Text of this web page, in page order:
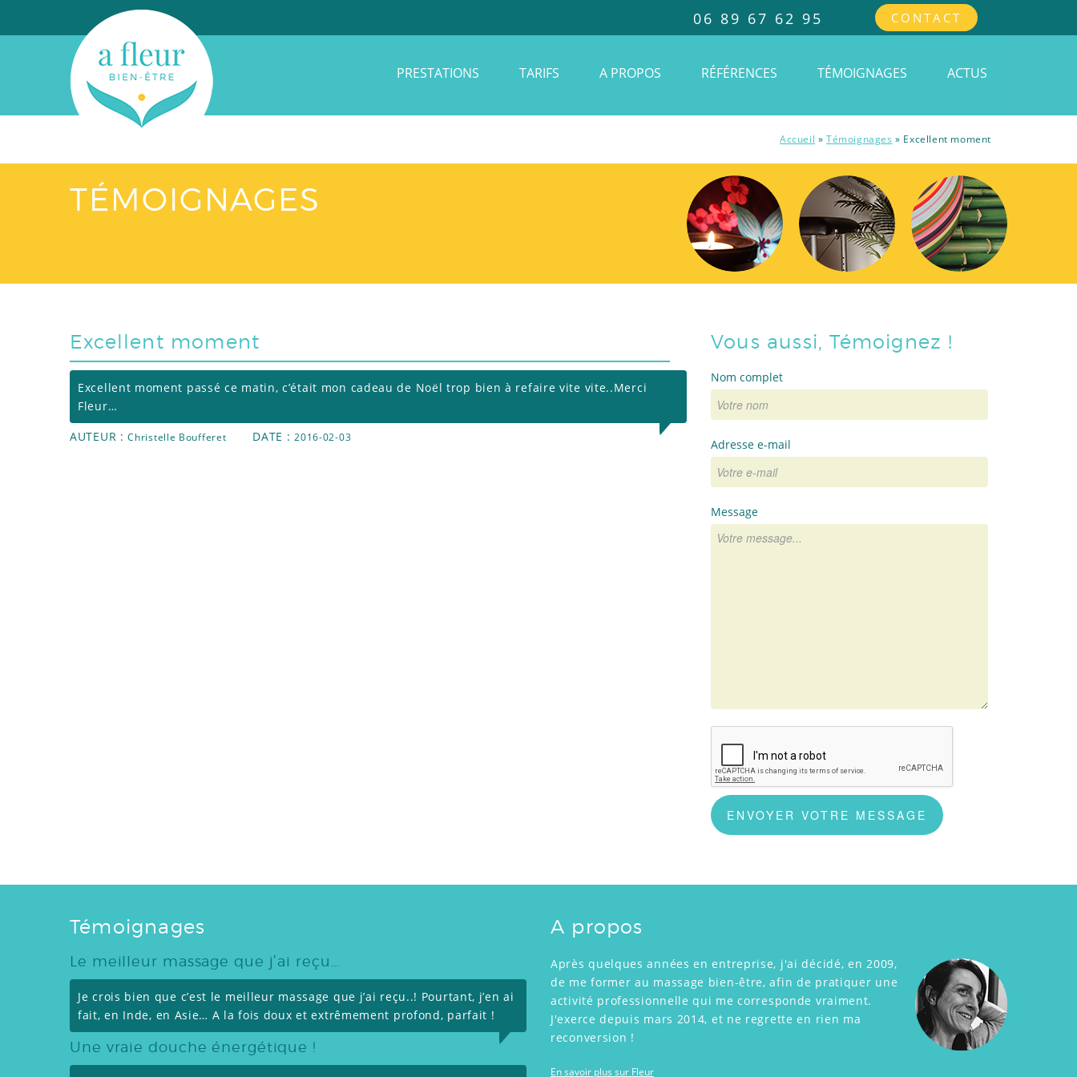
CONTACT
06 89 67 62 95
PRESTATIONS TARIFS A PROPOS RÉFÉRENCES TÉMOIGNAGES ACTUS
Accueil » Témoignages » Excellent moment
TÉMOIGNAGES
Excellent moment
Excellent moment passé ce matin, c’était mon cadeau de Noël trop bien à refaire vite vite..Merci
Fleur…
AUTEUR :Christelle Boufferet DATE :2016-02-03
Vous aussi, Témoignez !
Nom complet
Adresse e-mail
Message
Témoignages
Le meilleur massage que j’ai reçu…
Je crois bien que c’est le meilleur massage que j’ai reçu..! Pourtant, j’en ai
fait, en Inde, en Asie… A la fois doux et extrêmement profond, parfait !
Une vraie douche énergétique !
A propos
Après quelques années en entreprise, j'ai décidé, en 2009,
de me former au massage bien-être, afin de pratiquer une
activité professionnelle qui me corresponde vraiment.
J'exerce depuis mars 2014, et ne regrette en rien ma
reconversion !
En savoir plus sur Fleur